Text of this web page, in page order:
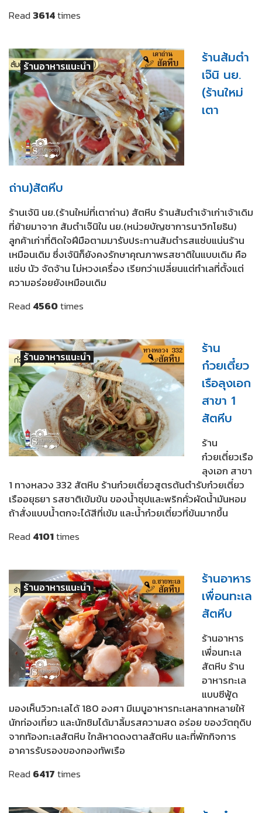
Read 3614times
ร้านอาหารแนะนำ
ร้านส้มตำ
เจ๊นิ นย.
(ร้านใหม่
เตา
ถ่าน)สัตหีบ
ร้านเจ้นิ นย.(ร้านใหม่ที่เตาถ่าน) สัตหีบ ร้านส้มตำเจ้าเก่าเจ้าเดิม
ที่ย้ายมาจาก ส้มตำเจ๊นิใน นย.(หน่วยบัญชาการนาวิกโยธิน)
ลูกค้าเก่าที่ติดใจฝีมือตามมารับประทานส้มตำรสแซ่บแน่นร้าน
เหมือนเดิม ซึ่งเจ้นิก็ยังคงรักษาคุณภาพรสชาติในแบบเดิม คือ
แซ่บ นัว จัดจ้าน ไม่หวงเครื่อง เรียกว่าเปลี่ยนแต่ทำเลที่ตั้งแต่
ความอร่อยยังเหมือนเดิม
Read 4560times
ร้านอาหารแนะนำ
ร้าน
ก๋วยเตี๋ยว
เรือลุงเอก
สาขา 1
สัตหีบ
ร้าน
ก๋วยเตี๋ยวเรือ
ลุงเอก สาขา
1 ทางหลวง 332 สัตหีบ ร้านก๋วยเตี๋ยวสูตรต้นตำรับก๋วยเตี๋ยว
เรืออยุธยา รสชาติเข้มข้น ของน้ำซุปและพริกคั่วผัดน้ำมันหอม
ถ้าสั่งแบบน้ำตกจะได้สีที่เข้ม และน้ำก๋วยเตี๋ยวที่ข้นมากขึ้น
Read 4101times
ร้านอาหารแนะนำ
ร้านอาหาร
เพื่อนทะเล
สัตหีบ
ร้านอาหาร
เพื่อนทะเล
สัตหีบ ร้าน
อาหารทะเล
แบบซีฟู้ด
มองเห็นวิวทะเลได้ 180 องศา มีเมนูอาหารทะเลหลากหลายให้
นักท่องเที่ยว และนักชิมได้มาลิ้มรสความสด อร่อย ของวัตถุดิบ
จากท้องทะเลสัตหีบ ใกล้หาดดงตาลสัตหีบ และที่พักกิจการ
อาคารรับรองของกองทัพเรือ
Read 6417times